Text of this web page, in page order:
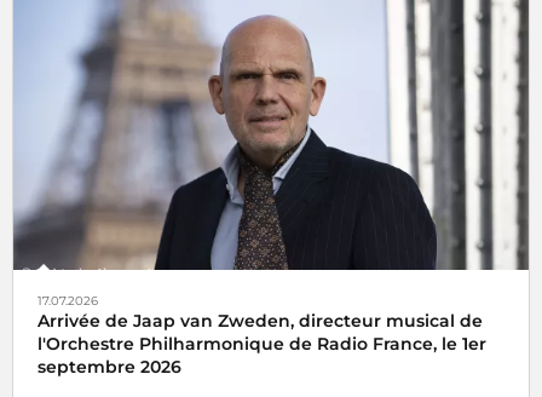
17.07.2026
Arrivée de Jaap van Zweden, directeur musical de
l'Orchestre Philharmonique de Radio France, le 1er
septembre 2026